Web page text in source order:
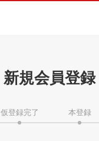
新規会員登録
仮登録完了 本登録